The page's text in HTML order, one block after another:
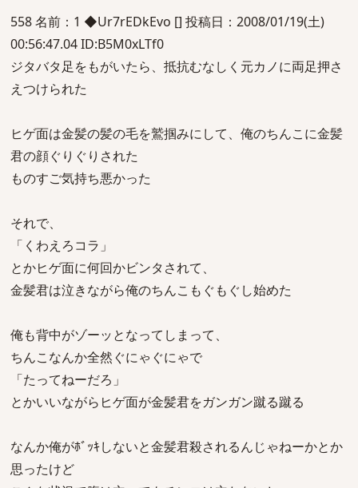
558 名前：1 ◆Ur7rEDkEvo [] 投稿日：2008/01/19(土)
00:56:47.04 ID:B5M0xLTf0
ジタバタ足をもがいたら、抵抗むなしく元カノに両足押さ
えつけられた
ヒゲ面は金髪の髪の毛を鷲掴みにして、俺のちんこに金髪
君の顔ぐりぐりされた
ものすご気持ち悪かった
それで、
「くわえろコラ」
とかヒゲ面に何回かビンタされて、
金髪君は泣きながら俺のちんこもぐもぐし始めた
俺も背中がゾーッとなってしまって、
ちんこなんか全然ぐにゃぐにゃで
「たってねーだろ」
とかいいながらヒゲ面が金髪君をガンガン蹴る蹴る
なんか俺がﾎﾞｯｷしないと金髪君殺されるんじゃねーかとか
思ったけど